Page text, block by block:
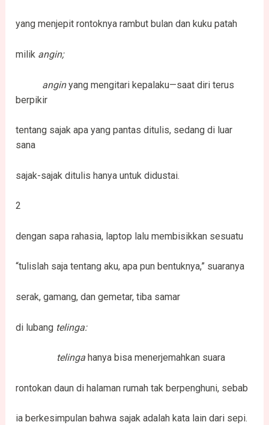
yang menjepit rontoknya rambut bulan dan kuku patah
milik angin;
anginyang mengitari kepalaku—saat diri terus
berpikir
tentang sajak apa yang pantas ditulis, sedang di luar
sana
sajak-sajak ditulis hanya untuk didustai.
2
dengan sapa rahasia, laptop lalu membisikkan sesuatu
“tulislah saja tentang aku, apa pun bentuknya,” suaranya
serak, gamang, dan gemetar, tiba samar
di lubang telinga:
telinga hanya bisa menerjemahkan suara
rontokan daun di halaman rumah tak berpenghuni, sebab
ia berkesimpulan bahwa sajak adalah kata lain dari sepi.